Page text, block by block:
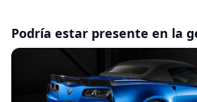
Podría estar presente en la